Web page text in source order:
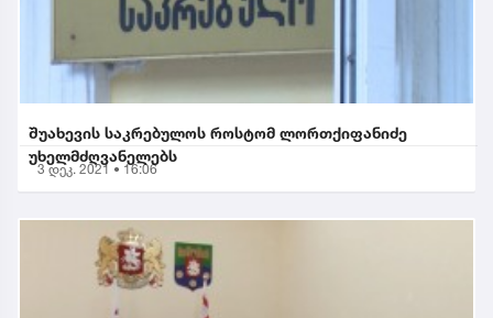
შუახევის საკრებულოს როსტომ ლორთქიფანიძე
უხელმძღვანელებს
3 დეკ. 2021 • 16:06